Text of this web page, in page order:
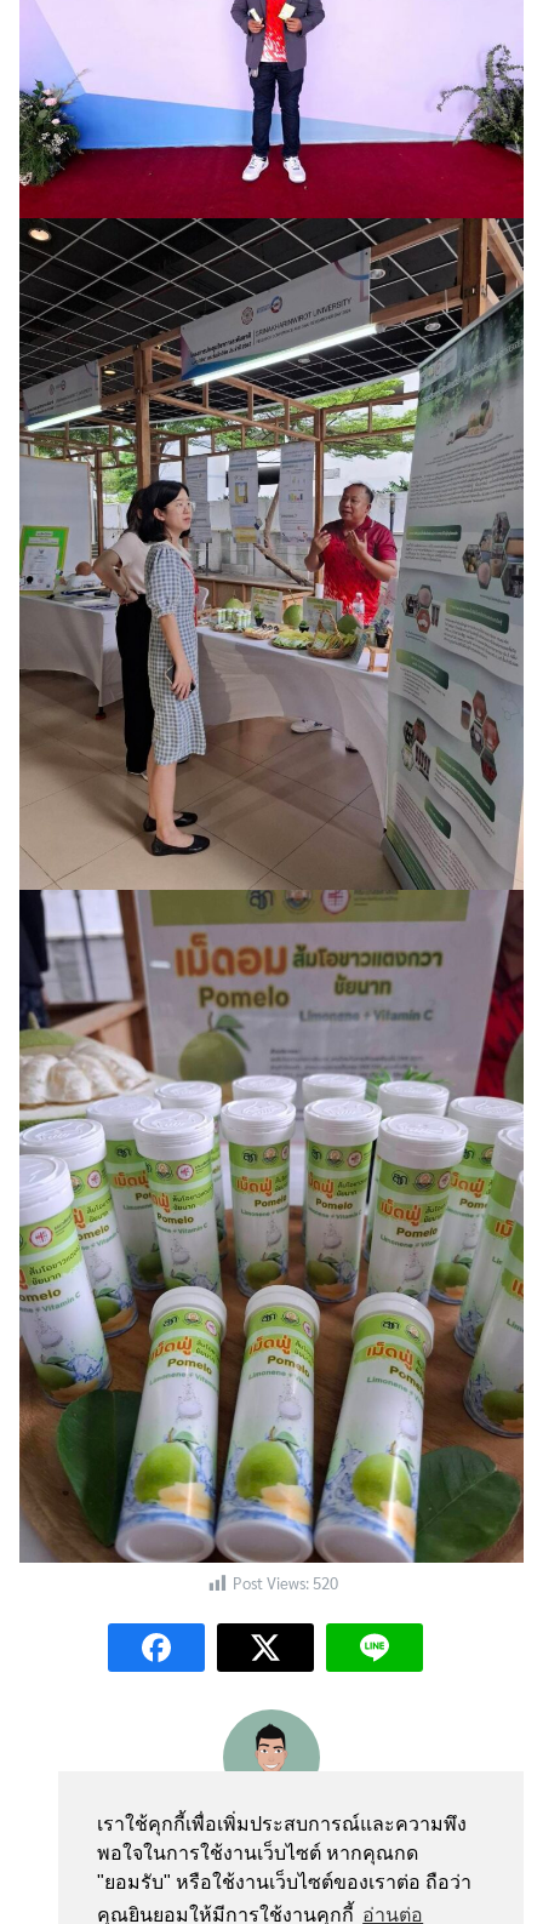
เราใช้คุกกี้เพื่อเพิ่มประสบการณ์และความพึง
พอใจในการใช้งานเว็บไซต์ หากคุณกด
"ยอมรับ" หรือใช้งานเว็บไซต์ของเราต่อ ถือว่า
คุณยินยอมให้มีการใช้งานคุกกี้ อ่านต่อ
Search
for:
Search
Post Views: 520
webmaster